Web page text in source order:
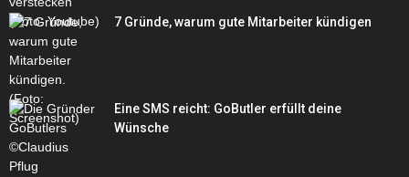
7 Gründe, warum gute Mitarbeiter kündigen
Eine SMS reicht: GoButler erfüllt deine
Wünsche